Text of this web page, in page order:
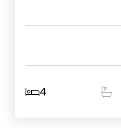
4